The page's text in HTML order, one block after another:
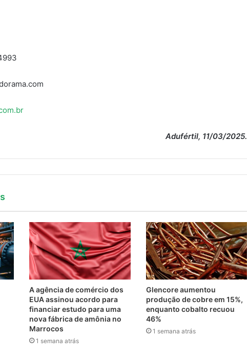
Adufértil, 11/03/2025.
A agência de comércio dos
EUA assinou acordo para
financiar estudo para uma
nova fábrica de amônia no
Marrocos
1 semana atrás
Glencore aumentou
produção de cobre em 15%,
enquanto cobalto recuou
46%
1 semana atrás